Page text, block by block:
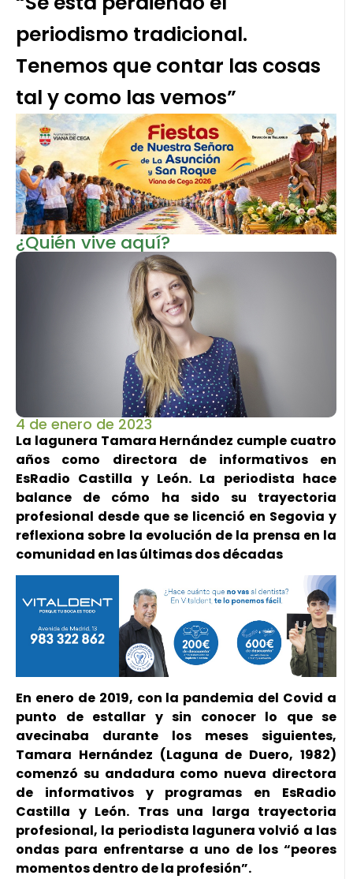
periodismo tradicional.
Tenemos que contar las cosas
tal y como las vemos”
¿Quién vive aquí?
4 de enero de 2023
La lagunera Tamara Hernández cumple cuatro
años como directora de informativos en
EsRadio Castilla y León. La periodista hace
balance de cómo ha sido su trayectoria
profesional desde que se licenció en Segovia y
reflexiona sobre la evolución de la prensa en la
comunidad en las últimas dos décadas
En enero de 2019, con la pandemia del Covid a
punto de estallar y sin conocer lo que se
avecinaba durante los meses siguientes,
Tamara Hernández (Laguna de Duero, 1982)
comenzó su andadura como nueva directora
de informativos y programas en EsRadio
Castilla y León. Tras una larga trayectoria
profesional, la periodista lagunera volvió a las
ondas para enfrentarse a uno de los “peores
momentos dentro de la profesión”.